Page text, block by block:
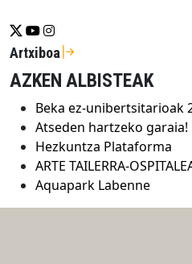
Se abrirá nueva ventana-
Se abrirá nueva ventana-
Se abrirá nueva
Artxiboa
AZKEN ALBISTEAK
Beka ez-unibertsitarioak
Atseden hartzeko garaia!
Hezkuntza Plataforma
ARTE TAILERRA-
Aquapark Labenne